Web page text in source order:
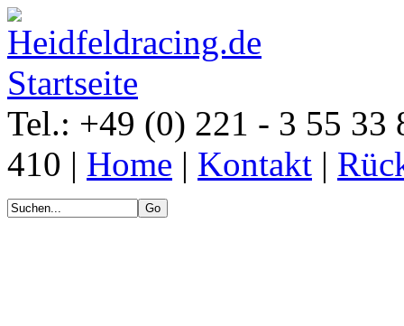
Tel.: +49 (0) 221 - 3 55 33
410 | Home | Kontakt |